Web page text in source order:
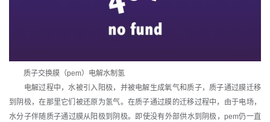
质子交换膜（pem）电解水制氢
电解过程中，水被引入阳极，并被电解生成氧气和质子，质子通过膜迁移
到阴极，在那里它们被还原为氢气。在质子通过膜的迁移过程中，由于电场，
水分子伴随质子通过膜从阳极到阴极。即使没有外部供水到阴极，pem仍一直